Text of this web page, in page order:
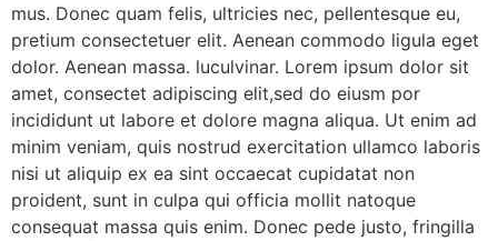
mus. Donec quam felis, ultricies nec, pellentesque eu,
pretium consectetuer elit. Aenean commodo ligula eget
dolor. Aenean massa. luculvinar. Lorem ipsum dolor sit
amet, consectet adipiscing elit,sed do eiusm por
incididunt ut labore et dolore magna aliqua. Ut enim ad
minim veniam, quis nostrud exercitation ullamco laboris
nisi ut aliquip ex ea sint occaecat cupidatat non
proident, sunt in culpa qui officia mollit natoque
consequat massa quis enim. Donec pede justo, fringilla